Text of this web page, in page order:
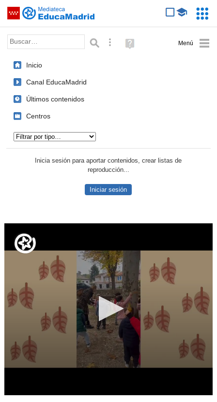
Saltar navegación
Palabra o frase: Búsqueda avanzada
Ayuda
(en
Inicio
Canal EducaMadrid
Últimos contenidos
Centros
Inicia sesión para aportar contenidos, crear listas de
reproducción...
Iniciar sesión